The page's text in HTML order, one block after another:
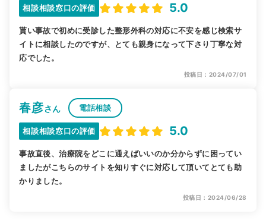
相談相談窓口の評価 5.0
貰い事故で初めに受診した整形外科の対応に不安を感じ検索サ
イトに相談したのですが、とても親身になって下さり丁寧な対
応でした。
投稿日：2024/07/01
春彦さん 電話相談
相談相談窓口の評価 5.0
事故直後、治療院をどこに通えばいいのか分からずに困ってい
ましたがこちらのサイトを知りすぐに対応して頂いてとても助
かりました。
投稿日：2024/06/28